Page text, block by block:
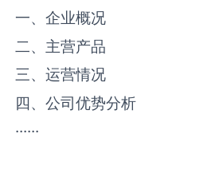
一、企业概况
二、主营产品
三、运营情况
四、公司优势分析
······